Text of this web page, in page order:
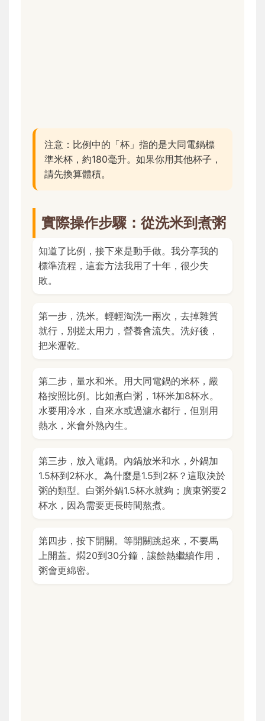
注意：比例中的「杯」指的是大同電鍋標
準米杯，約180毫升。如果你用其他杯子，
請先換算體積。
實際操作步驟：從洗米到煮粥
知道了比例，接下來是動手做。我分享我的
標準流程，這套方法我用了十年，很少失
敗。
第一步，洗米。輕輕淘洗一兩次，去掉雜質
就行，別搓太用力，營養會流失。洗好後，
把米瀝乾。
第二步，量水和米。用大同電鍋的米杯，嚴
格按照比例。比如煮白粥，1杯米加8杯水。
水要用冷水，自來水或過濾水都行，但別用
熱水，米會外熟內生。
第三步，放入電鍋。內鍋放米和水，外鍋加
1.5杯到2杯水。為什麼是1.5到2杯？這取決於
粥的類型。白粥外鍋1.5杯水就夠；廣東粥要2
杯水，因為需要更長時間熬煮。
第四步，按下開關。等開關跳起來，不要馬
上開蓋。燜20到30分鐘，讓餘熱繼續作用，
粥會更綿密。